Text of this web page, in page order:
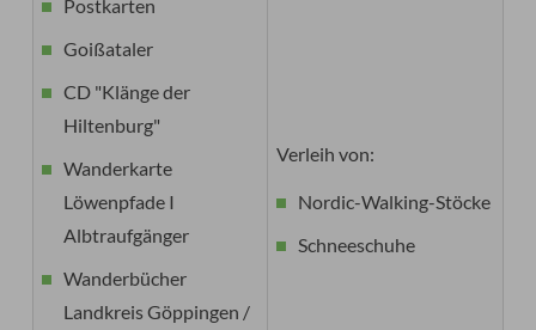
Postkarten
Goißataler
CD "Klänge der
Hiltenburg"
Wanderkarte
Löwenpfade I
Albtraufgänger
Wanderbücher
Landkreis Göppingen /
Verleih von:
Nordic-Walking-Stöcke
Schneeschuhe